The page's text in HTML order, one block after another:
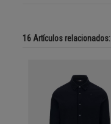
16 Artículos relacionados: